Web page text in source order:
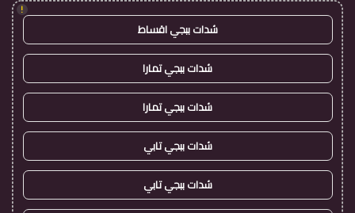
!
شدات ببجي اقساط
شدات ببجي تمارا
شدات ببجي تمارا
شدات ببجي تابي
شدات ببجي تابي